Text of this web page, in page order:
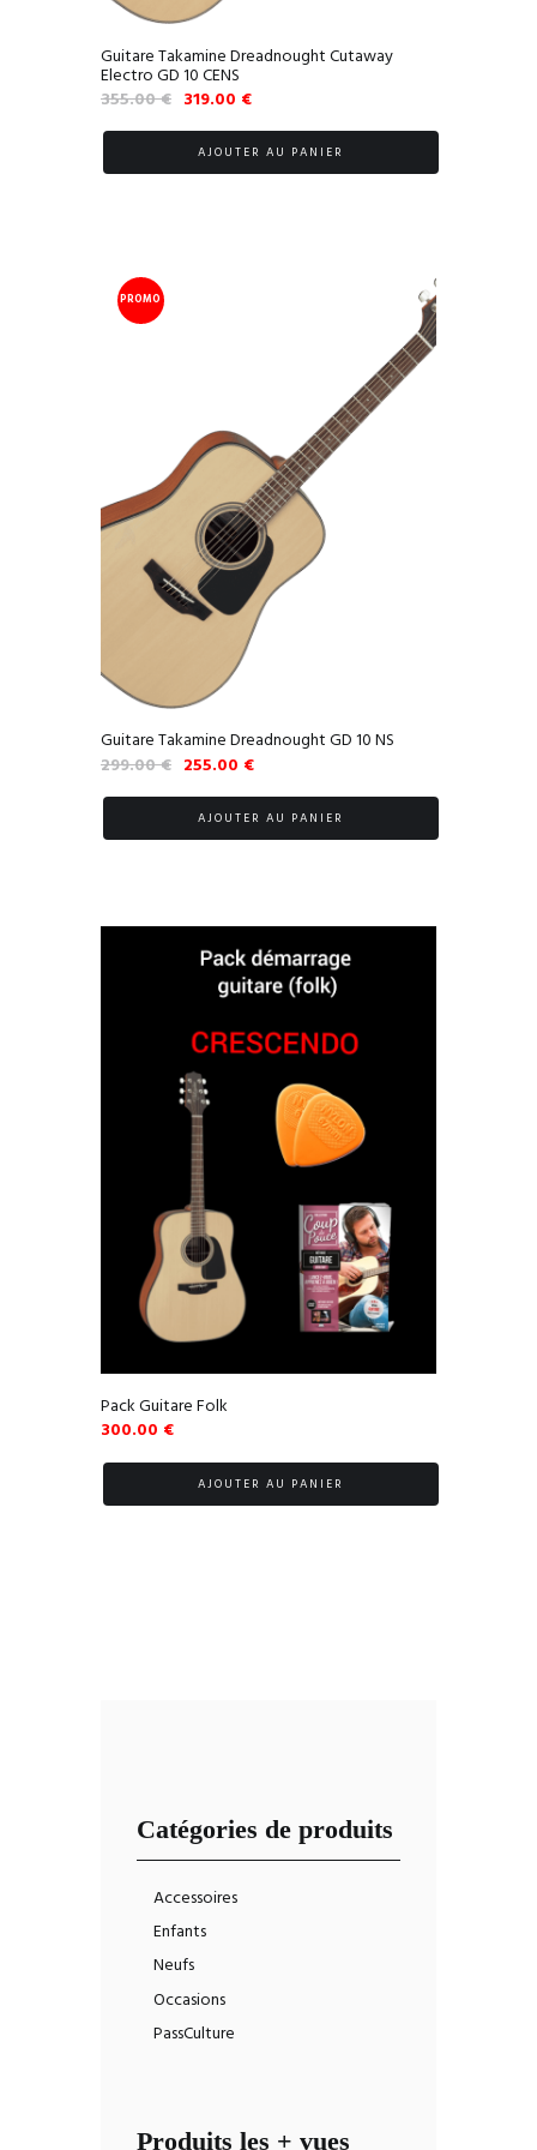
Guitare Takamine Dreadnought Cutaway
Electro GD 10 CENS
355.00€ Le
prix
initial
était :
319.00 €Le
prix
actuel
est :
AJOUTER AU PANIER
PROMO
Guitare Takamine Dreadnought GD 10 NS
299.00€ Le
prix
initial
était :
255.00 €Le
prix
actuel
est :
AJOUTER AU PANIER
Pack Guitare Folk
300.00 €
AJOUTER AU PANIER
Catégories de produits
Accessoires
Enfants
Neufs
Occasions
PassCulture
Produits les + vues